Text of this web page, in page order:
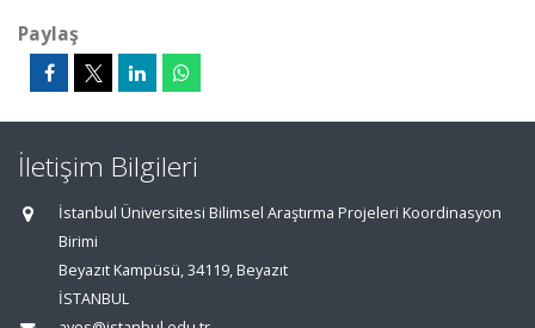
Paylaş
İletişim Bilgileri
İstanbul Üniversitesi Bilimsel Araştırma Projeleri Koordinasyon
Birimi
Beyazıt Kampüsü, 34119, Beyazıt
İSTANBUL